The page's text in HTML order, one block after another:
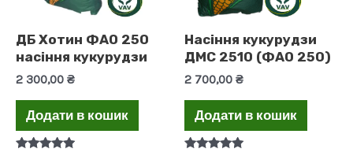
ДБ Хотин ФАО 250
насіння кукурудзи
2 300,00 ₴
Додати в кошик
Насіння кукурудзи
ДМС 2510 (ФАО 250)
2 700,00 ₴
Додати в кошик